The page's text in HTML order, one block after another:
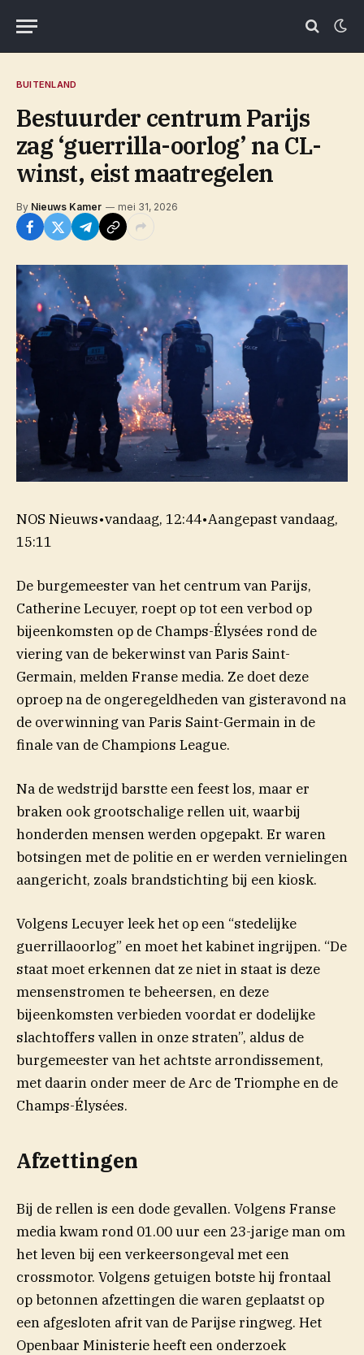
BUITENLAND
Bestuurder centrum Parijs
zag ‘guerrilla-oorlog’ na CL-
winst, eist maatregelen
By Nieuws Kamer mei 31, 2026
NOS Nieuws•vandaag, 12:44•Aangepastvandaag,
15:11
De burgemeester van het centrum van Parijs,
Catherine Lecuyer, roept op tot een verbod op
bijeenkomsten op de Champs-Élysées rond de
viering van de bekerwinst van Paris Saint-
Germain, melden Franse media. Ze doet deze
oproep na de ongeregeldheden van gisteravond na
de overwinning van Paris Saint-Germain in de
finale van de Champions League.
Na de wedstrijd barstte een feest los, maar er
braken ook grootschalige rellen uit, waarbij
honderden mensen werden opgepakt. Er waren
botsingen met de politie en er werden vernielingen
aangericht, zoals brandstichting bij een kiosk.
Volgens Lecuyer leek het op een “stedelijke
guerrillaoorlog” en moet het kabinet ingrijpen. “De
staat moet erkennen dat ze niet in staat is deze
mensenstromen te beheersen, en deze
bijeenkomsten verbieden voordat er dodelijke
slachtoffers vallen in onze straten”, aldus de
burgemeester van het achtste arrondissement,
met daarin onder meer de Arc de Triomphe en de
Champs-Élysées.
Afzettingen
Bij de rellen is een dode gevallen. Volgens Franse
media kwam rond 01.00 uur een 23-jarige man om
het leven bij een verkeersongeval met een
crossmotor. Volgens getuigen botste hij frontaal
op betonnen afzettingen die waren geplaatst op
een afgesloten afrit van de Parijse ringweg. Het
Openbaar Ministerie heeft een onderzoek